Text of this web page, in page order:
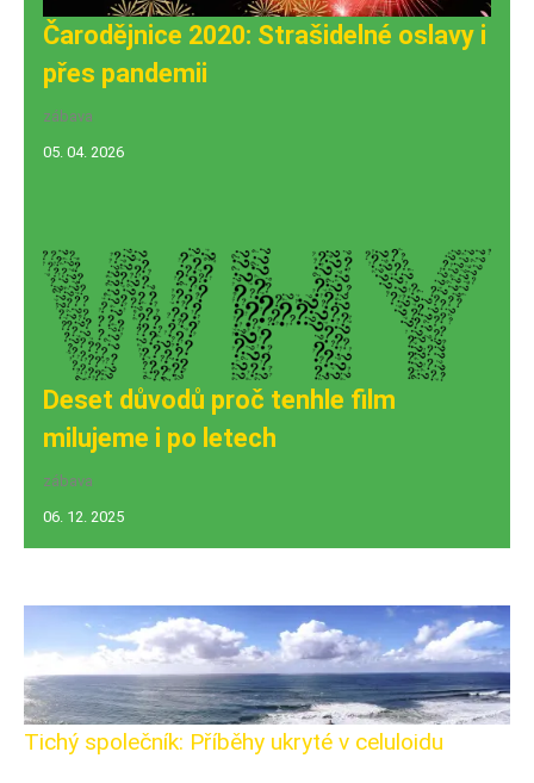
Čarodějnice 2020: Strašidelné oslavy i
přes pandemii
zábava
05. 04. 2026
Deset důvodů proč tenhle film
milujeme i po letech
zábava
06. 12. 2025
Tichý společník: Příběhy ukryté v celuloidu